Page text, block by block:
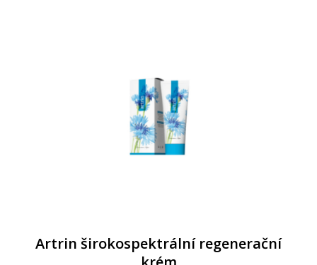
Artrin širokospektrální regenerační